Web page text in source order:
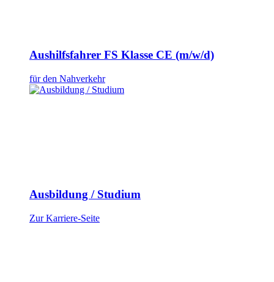
Aushilfsfahrer FS Klasse CE (m/w/d)
für den Nahverkehr
Ausbildung / Studium
Zur Karriere-Seite